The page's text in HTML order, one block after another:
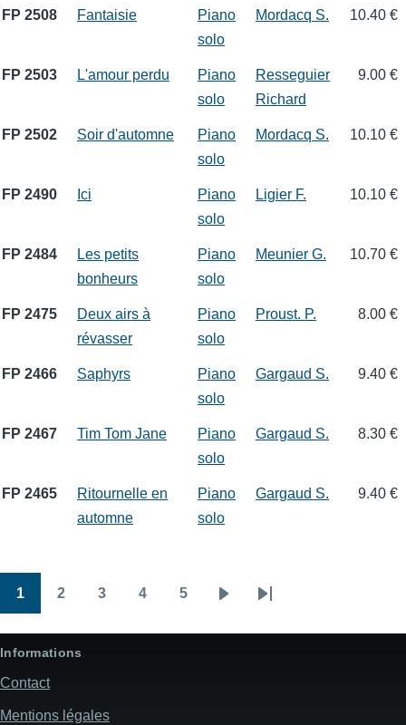
FP 2508 Fantaisie
Piano
solo
Mordacq S. 10.40 €
FP 2503 L'amour perdu
Piano
solo
Resseguier
Richard
9.00 €
FP 2502 Soir d'automne
Piano
solo
Mordacq S. 10.10 €
FP 2490 Ici
Piano
solo
Ligier F. 10.10 €
FP 2484
Les petits
bonheurs
Piano
solo
Meunier G. 10.70 €
FP 2475
Deux airs à
révasser
Piano
solo
Proust. P. 8.00 €
FP 2466 Saphyrs
Piano
solo
Gargaud S. 9.40 €
FP 2467 Tim Tom Jane
Piano
solo
Gargaud S. 8.30 €
FP 2465
Ritournelle en
automne
Piano
solo
Gargaud S. 9.40 €
1 2 3 4 5
Page
Dernière
Informations
Contact
Mentions légales